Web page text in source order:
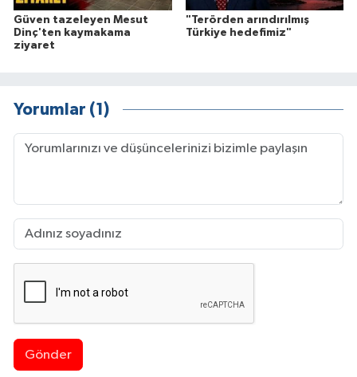
Güven tazeleyen Mesut
Dinç'ten kaymakama
ziyaret
"Terörden arındırılmış
Türkiye hedefimiz"
Yorumlar (1)
Gönder